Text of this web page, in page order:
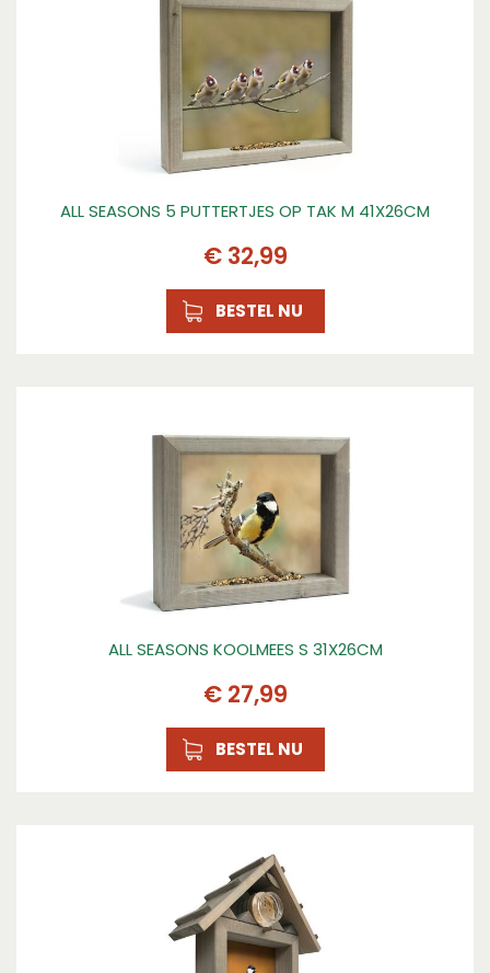
ALL SEASONS 5 PUTTERTJES OP TAK M 41X26CM
€ 32,99
BESTEL NU
ALL SEASONS KOOLMEES S 31X26CM
€ 27,99
BESTEL NU